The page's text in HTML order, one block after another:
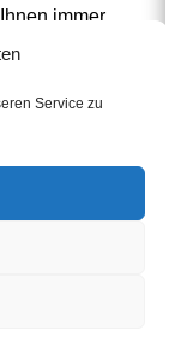
Service zu
immer
zur